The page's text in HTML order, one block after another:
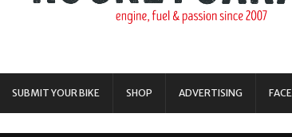
SUBMIT YOUR BIKE SHOP ADVERTISING